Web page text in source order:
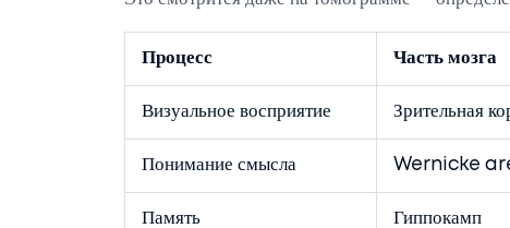
Процесс Часть мозга
Визуальное восприятие Зрительная
Понимание смысла Wernicke
Память Гиппокамп